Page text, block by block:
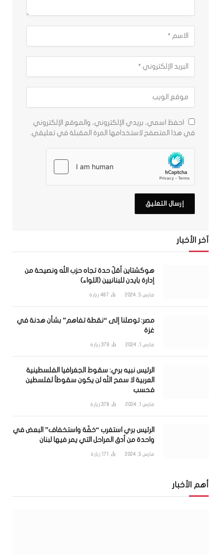
احفظ اسمي، بريدي الإلكتروني، والموقع الإلكتروني
في هذا المتصفح لاستخدامها المرة المقبلة في تعليقي.
آخر الأخبار
هوكشتاين أقلّ حدة تجاه حزب الله ونصيحة من
إدارة بايدن للبنانيين (اللواء)
مارس 5, 2024 487 زيارة
مصر: توصلنا إلى “نقطة تفاهم” بشأن هدنة في
غزة
مارس 1, 2024 379 زيارة
الرئيس نبيه بري: سقوط الجغرافيا الفلسطينية
العربية لا سمح الله لن يكون سقوطاً لفلسطين
فحسب
مارس 1, 2024 378 زيارة
الرئيس بري استغرب “خفّة واستخفاف” البعض في
واحدة من أدق المراحل التي يمر فيها لبنان
مارس 5, 2024 171 زيارة
أهم الأخبار